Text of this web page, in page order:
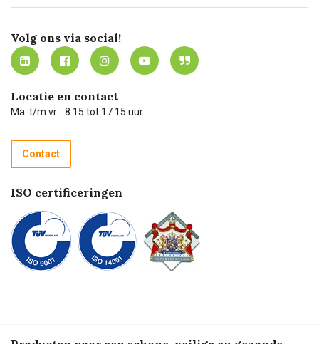
Werken bij Carel Lurvink
MVO
Mijn Carel Lurvink
Mijn Carel Lurvink instructievideo's
Carel Lurvink App
Hulp op afstand
Technische dienst
Recycle programma
Betalen
Innovation LAB
Tevreden klanten
Carel Lurvink Blog
Carel de podcast
Volg ons via social!
Locatie en contact
Ma. t/m vr. : 8:15 tot 17:15 uur
Contact
ISO certificeringen